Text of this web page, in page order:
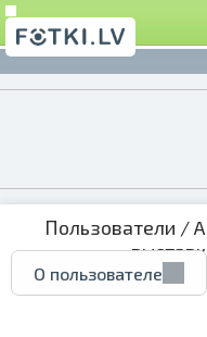
Пользователи /A
О пользователе